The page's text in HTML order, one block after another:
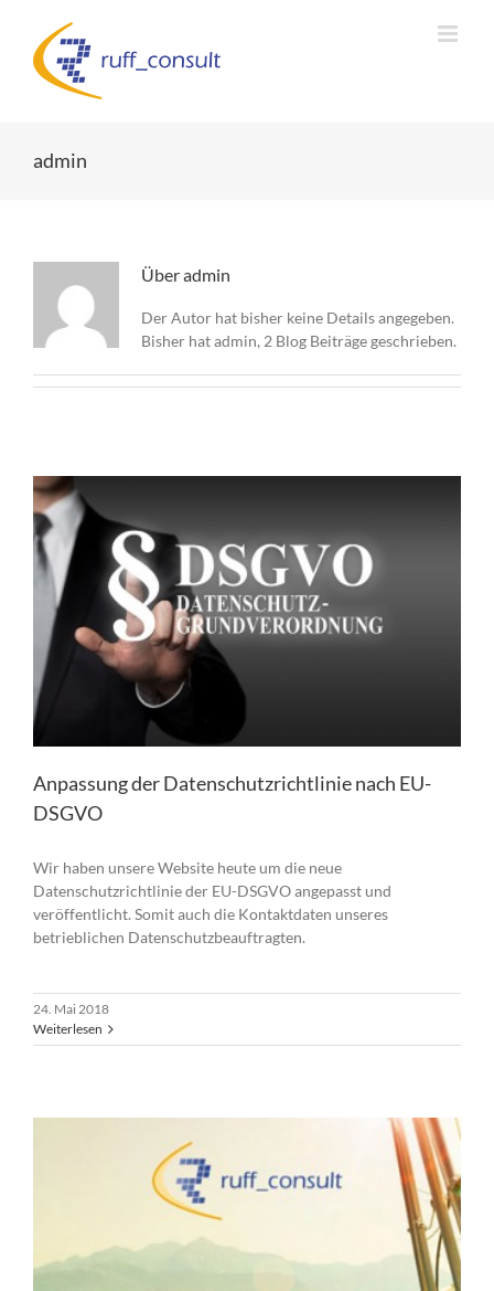
springen
admin
Überadmin
Der Autor hat bisher keine Details angegeben.
Bisher hat admin, 2 Blog Beiträge geschrieben.
Anpassung der Datenschutzrichtlinie nach EU-
DSGVO
Wir haben unsere Website heute um die neue
Datenschutzrichtlinie der EU-DSGVO angepasst und
veröffentlicht. Somit auch die Kontaktdaten unseres
betrieblichen Datenschutzbeauftragten.
24. Mai 2018
Weiterlesen